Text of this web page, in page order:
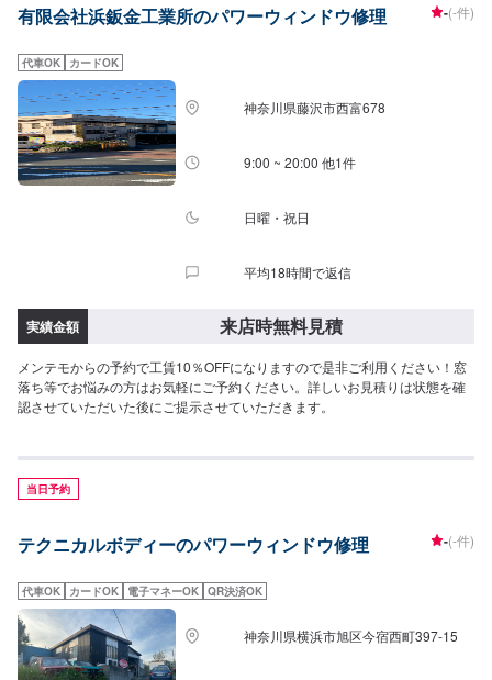
有限会社浜鈑金工業所のパワーウィンドウ修理 -(-件)
代車OK カードOK
神奈川県藤沢市西富678
9:00 ~ 20:00 他1件
日曜・祝日
平均18時間で返信
実績金額 来店時無料見積
メンテモからの予約で工賃10％OFFになりますので是非ご利用ください！窓
落ち等でお悩みの方はお気軽にご予約ください。詳しいお見積りは状態を確
認させていただいた後にご提示させていただきます。
当日予約
テクニカルボディーのパワーウィンドウ修理 -(-件)
代車OK カードOK 電子マネーOK QR決済OK
神奈川県横浜市旭区今宿西町397-15